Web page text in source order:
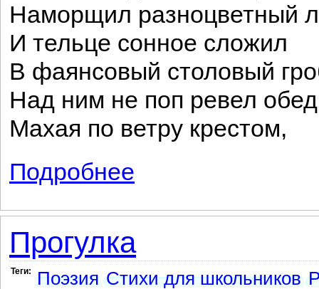
Наморщил разноцветный
И тельце сонное сложил
В фаянсовый столовый
Над ним не поп ревел
Махая по ветру крестом,
Подробнее
Прогулка
Теги: Поэзия Стихи для школьников